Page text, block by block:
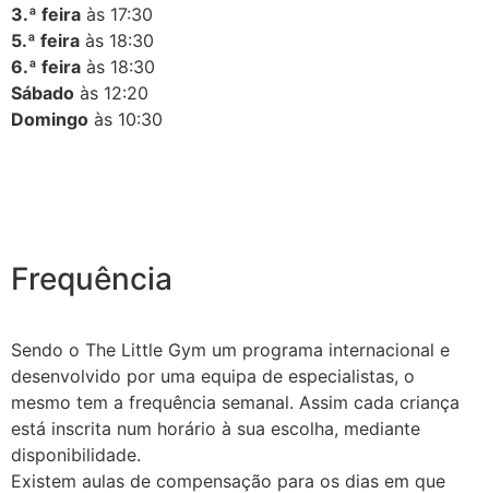
3.ª feira às 17:30
5.ª feira às 18:30
6.ª feira às 18:30
Sábado às 12:20
Domingo às 10:30
Frequência
Sendo o The Little Gym um programa internacional e
desenvolvido por uma equipa de especialistas, o
mesmo tem a frequência semanal. Assim cada criança
está inscrita num horário à sua escolha, mediante
disponibilidade.
Existem aulas de compensação para os dias em que